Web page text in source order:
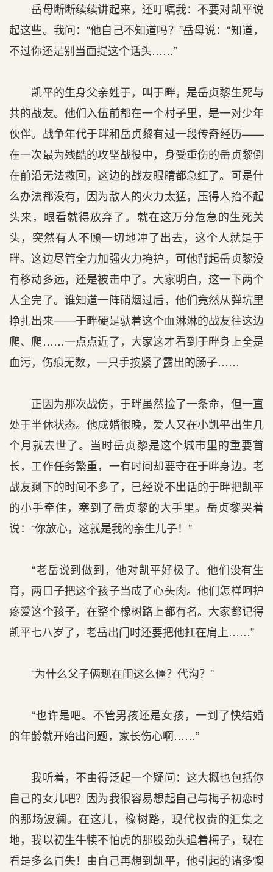
岳母断断续续讲起来，还叮嘱我：不要对凯平说
起这些。我问：“他自己不知道吗？”岳母说：“知道，
不过你还是别当面提这个话头……”
凯平的生身父亲姓于，叫于畔，是岳贞黎生死与
共的战友。他们入伍前都在一个村子里，是一对少年
伙伴。战争年代于畔和岳贞黎有过一段传奇经历——
在一次最为残酷的攻坚战役中，身受重伤的岳贞黎倒
在前沿无法救回，这边的战友眼睛都急红了。可是什
么办法都没有，因为敌人的火力太猛，压得人抬不起
头来，眼看就得放弃了。就在这万分危急的生死关
头，突然有人不顾一切地冲了出去，这个人就是于
畔。这边尽管全力加强火力掩护，可他背起岳贞黎没
有移动多远，还是被击中了。大家明白，这一下两个
人全完了。谁知道一阵硝烟过后，他们竟然从弹坑里
挣扎出来——于畔硬是驮着这个血淋淋的战友往这边
爬、爬……一点点近了，大家这才看到于畔身上全是
血污，伤痕无数，一只手按紧了露出的肠子……
正因为那次战伤，于畔虽然捡了一条命，但一直
处于半休状态。他成婚很晚，爱人又在小凯平出生几
个月就去世了。当时岳贞黎是这个城市里的重要首
长，工作任务繁重，一有时间却要守在于畔身边。老
战友剩下的时间不多了，已经说不出话的于畔把凯平
的小手牵住，塞到了岳贞黎的大手里。岳贞黎哭着
说：“你放心，这就是我的亲生儿子！”
“老岳说到做到，他对凯平好极了。他们没有生
育，两口子把这个孩子当成了心头肉。他们怎样呵护
疼爱这个孩子，在整个橡树路上都有名。大家都记得
凯平七八岁了，老岳出门时还要把他扛在肩上……”
“为什么父子俩现在闹这么僵？代沟？”
“也许是吧。不管男孩还是女孩，一到了快结婚
的年龄就开始出问题，家长伤心啊……”
我听着，不由得泛起一个疑问：这大概也包括你
自己的女儿吧？因为我很容易想起自己与梅子初恋时
的那场波澜。在这儿，橡树路，现代权贵的汇集之
地，我以初生牛犊不怕虎的那股劲头追着梅子，现在
看是多么冒失！由自己再想到凯平，他引起的诸多懊